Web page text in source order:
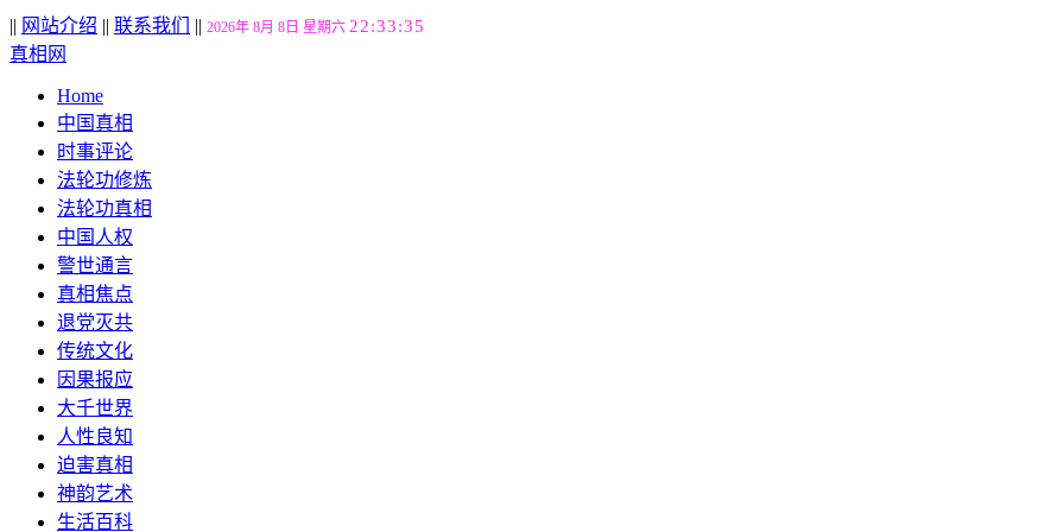
|| 网站介绍 || 联系我们 || 2026年 8月 8日 星期六 22:33:36
真相网
Home
中国真相
时事评论
法轮功修炼
法轮功真相
中国人权
警世通言
真相焦点
退党灭共
传统文化
因果报应
大千世界
人性良知
迫害真相
神韵艺术
生活百科